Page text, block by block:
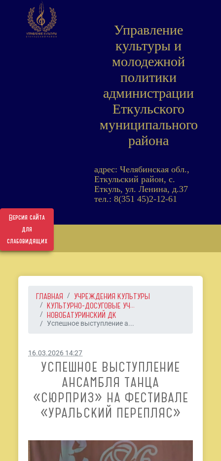
Версия сайта
для
слабовидящих
Управление
культуры и
молодежной
политики
администрации
Еткульского
муниципального
района
адрес: Челябинская обл.,
Еткульский район, с.
Еткуль, ул. Ленина, д.37
тел.: 8(351 45)2-12-61
ГЛАВНАЯ
УЧРЕЖДЕНИЯ КУЛЬТУРЫ
КУЛЬТУРНО-ДОСУГОВЫЕ УЧ...
НОВОБАТУРИНСКИЙ ДК
Успешное выступление а...
16.03.2026 14:27
УСПЕШНОЕ ВЫСТУПЛЕНИЕ
АНСАМБЛЯ ТАНЦА
«СЮРПРИЗ» НА ФЕСТИВАЛЕ
«УРАЛЬСКИЙ ПЕРЕПЛЯС»